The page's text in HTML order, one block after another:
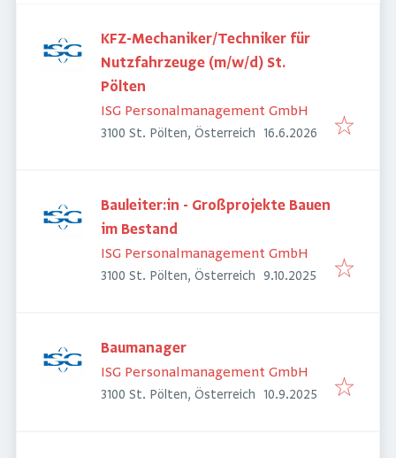
KFZ-Mechaniker/Techniker für
Nutzfahrzeuge (m/w/d) St.
Pölten
ISG Personalmanagement GmbH
3100 St. Pölten, Österreich Veröffentlicht:
16.6.2026
Bauleiter:in - Großprojekte Bauen
im Bestand
ISG Personalmanagement GmbH
3100 St. Pölten, Österreich Veröffentlicht:
9.10.2025
Baumanager
ISG Personalmanagement GmbH
3100 St. Pölten, Österreich Veröffentlicht:
10.9.2025